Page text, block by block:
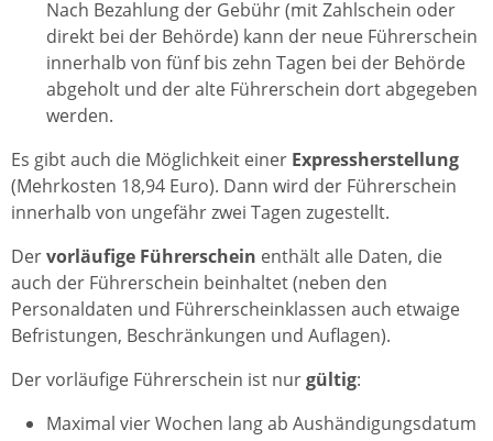
Nach Bezahlung der Gebühr (mit Zahlschein oder
direkt bei der Behörde) kann der neue Führerschein
innerhalb von fünf bis zehn Tagen bei der Behörde
abgeholt und der alte Führerschein dort abgegeben
werden.
Es gibt auch die Möglichkeit einer Expressherstellung
(Mehrkosten 18,94 Euro). Dann wird der Führerschein
innerhalb von ungefähr zwei Tagen zugestellt.
Dervorläufige Führerschein enthält alle Daten, die
auch der Führerschein beinhaltet (neben den
Personaldaten und Führerscheinklassen auch etwaige
Befristungen, Beschränkungen und Auflagen).
Der vorläufige Führerschein ist nurgültig:
Maximal vier Wochen lang ab Aushändigungsdatum